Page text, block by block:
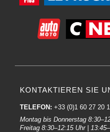
KONTAKTIEREN SIE
TELEFON: +33 (0)1 60 27 20
Montag bis Donnerstag
Freitag 8:30–12:15 Uhr |